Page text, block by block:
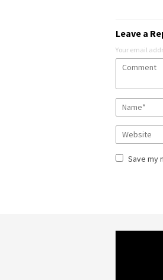
Leave a
Your email
Save my